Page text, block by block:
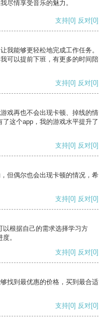
尽情享受音乐的魅力。
支持[0] 反对[0]
我能够更轻松地完成工作任务。
可以提前下班，有更多的时间陪
支持[0] 反对[0]
戏再也不会出现卡顿、掉线的情
这个app，我的游戏水平提升了
支持[0] 反对[0]
但偶尔也会出现卡顿的情况，希
支持[0] 反对[0]
根据自己的需求选择学习方
。
支持[0] 反对[0]
找到最优惠的价格，买到最合适
支持[0] 反对[0]